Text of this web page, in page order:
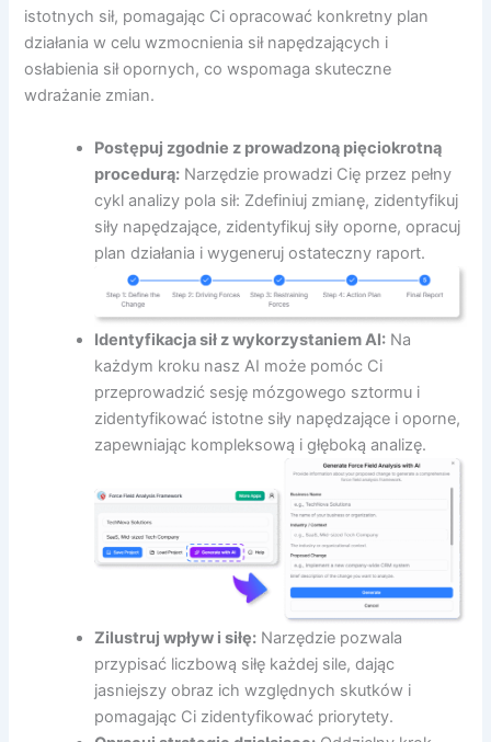
istotnych sił, pomagając Ci opracować konkretny plan
działania w celu wzmocnienia sił napędzających i
osłabienia sił opornych, co wspomaga skuteczne
wdrażanie zmian.
Postępuj zgodnie z prowadzoną pięciokrotną
procedurą: Narzędzie prowadzi Cię przez pełny
cykl analizy pola sił: Zdefiniuj zmianę, zidentyfikuj
siły napędzające, zidentyfikuj siły oporne, opracuj
plan działania i wygeneruj ostateczny raport.
Identyfikacja sił z wykorzystaniem AI: Na
każdym kroku nasz AI może pomóc Ci
przeprowadzić sesję mózgowego sztormu i
zidentyfikować istotne siły napędzające i oporne,
zapewniając kompleksową i głęboką analizę.
Zilustruj wpływ i siłę: Narzędzie pozwala
przypisać liczbową siłę każdej sile, dając
jasniejszy obraz ich względnych skutków i
pomagając Ci zidentyfikować priorytety.